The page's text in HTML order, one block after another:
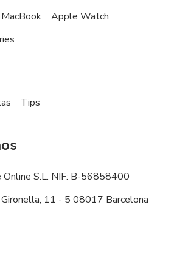
MacBook
Apple Watch
Tips
Online S.L. NIF: B-56858400
11 - 5 08017 Barcelona